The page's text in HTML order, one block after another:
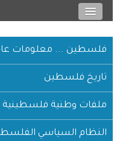
فلسطين ... معلومات
تاريخ فلسطين
ملفات وطنية فلسطينية
النظام السياسي